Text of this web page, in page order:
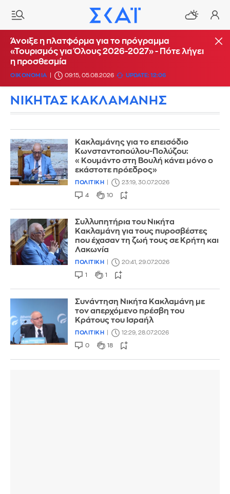
Άνοιξε η πλατφόρμα για το πρόγραμμα
«Τουρισμός για Όλους 2026-2027» - Πότε λήγει
η προσθεσμία
ΟΙΚΟΝΟΜΙΑ 09:15, 05.08.2026 UPDATE: 12:06
ΝΙΚΗΤΑΣ ΚΑΚΛΑΜΑΝΗΣ
Κακλαμάνης για το επεισόδιο
Κωνσταντοπούλου-Πολύζου:
«Κουμάντο στη Βουλή κάνει μόνο ο
εκάστοτε πρόεδρος»
ΠΟΛΙΤΙΚΗ 23:19, 30.07.2026
4 10
Συλλυπητήρια του Νικήτα
Κακλαμάνη για τους πυροσβέστες
που έχασαν τη ζωή τους σε Κρήτη και
Λακωνία
ΠΟΛΙΤΙΚΗ 20:41, 29.07.2026
1 1
Συνάντηση Νικήτα Κακλαμάνη με
τον απερχόμενο πρέσβη του
Κράτους του Ισραήλ
ΠΟΛΙΤΙΚΗ 12:29, 28.07.2026
0 18